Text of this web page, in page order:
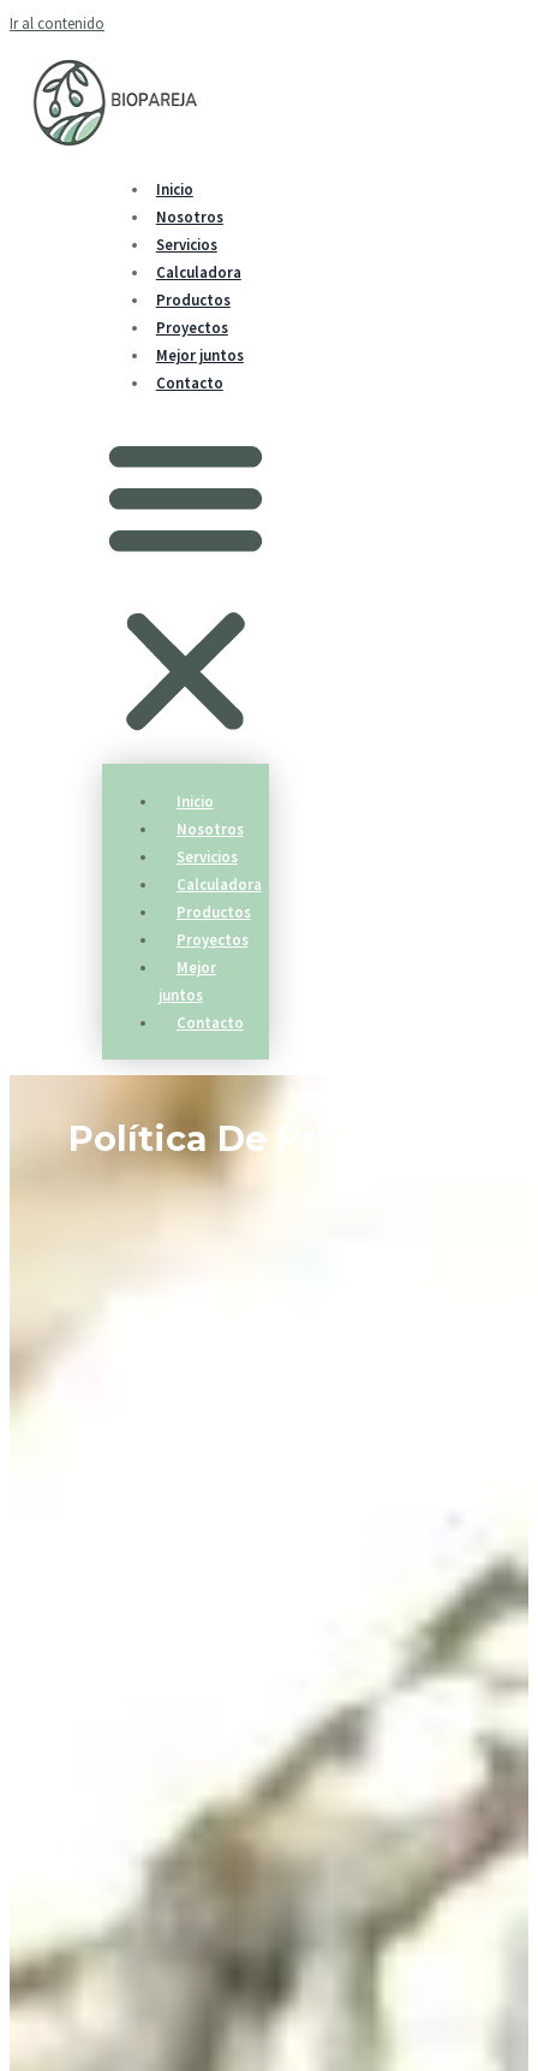
Ir al contenido
Inicio
Nosotros
Servicios
Calculadora
Productos
Proyectos
Mejor juntos
Contacto
Inicio
Nosotros
Servicios
Calculadora
Productos
Proyectos
Mejor
juntos
Contacto
Política De Privacidad